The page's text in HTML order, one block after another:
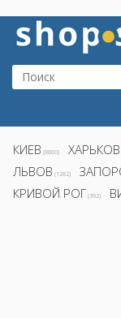
КИЕВ (8800) ХАРЬКОВ
ЛЬВОВ (1282)
КРИВОЙ РОГ (392)